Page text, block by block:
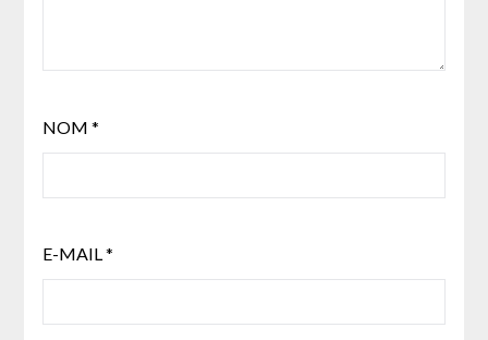
NOM *
E-MAIL*